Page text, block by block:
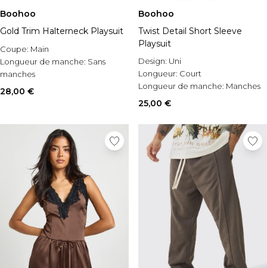
Boohoo
Gold Trim Halterneck Playsuit
Coupe: Main
Longueur de manche: Sans
manches
Style:Combishort de tailleur
28,00 €
Boohoo
Twist Detail Short Sleeve
Playsuit
Design: Uni
Longueur: Court
Longueur de manche: Manches
courtes
25,00 €